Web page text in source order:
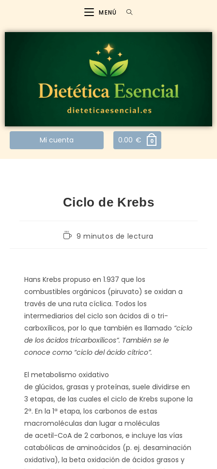
MENÚ
Mi cuenta 0.00 € 0
Ciclo de Krebs
9 minutos de lectura
Hans Krebs propuso en 1.937 que los
combustibles orgánicos (piruvato) se oxidan a
través de una ruta cíclica. Todos los
intermediarios del ciclo son ácidos di o tri-
carboxílicos, por lo que también es llamado “ciclo
de los ácidos tricarboxílicos”. También se le
conoce como “ciclo del ácido cítrico”.
El metabolismo oxidativo
de glúcidos, grasas y proteínas, suele dividirse en
3 etapas, de las cuales el ciclo de Krebs supone la
2ª. En la 1ª etapa, los carbonos de estas
macromoléculas dan lugar a moléculas
de acetil-CoA de 2 carbonos, e incluye las vías
catabólicas de aminoácidos (p. ej. desaminación
oxidativa), la beta oxidación de ácidos grasos y